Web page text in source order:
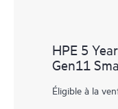
périphérie au cloud.
HPE 5
Gen11
Éligible à la